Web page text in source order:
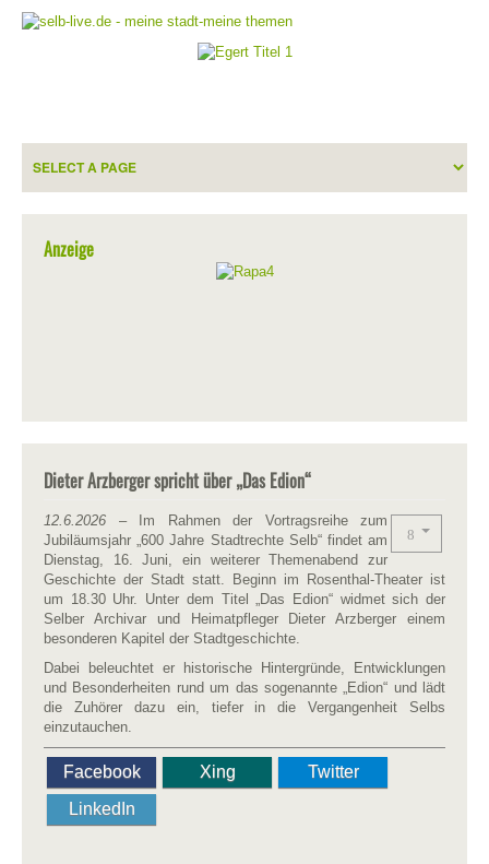
Anzeige
Dieter Arzberger spricht über „Das Edion“
12.6.2026 – Im Rahmen der Vortragsreihe zum
Jubiläumsjahr „600 Jahre Stadtrechte Selb“ findet am
Dienstag, 16. Juni, ein weiterer Themenabend zur
Geschichte der Stadt statt. Beginn im Rosenthal-Theater ist
um 18.30 Uhr. Unter dem Titel „Das Edion“ widmet sich der
Selber Archivar und Heimatpfleger Dieter Arzberger einem
besonderen Kapitel der Stadtgeschichte.
Dabei beleuchtet er historische Hintergründe, Entwicklungen
und Besonderheiten rund um das sogenannte „Edion“ und lädt
die Zuhörer dazu ein, tiefer in die Vergangenheit Selbs
einzutauchen.
Facebook Xing
Twitter
LinkedIn